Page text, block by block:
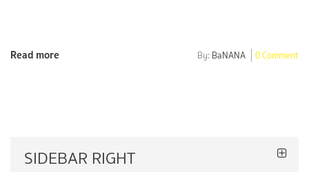
Read more By: BaNANA 0 Comment
SIDEBAR RIGHT